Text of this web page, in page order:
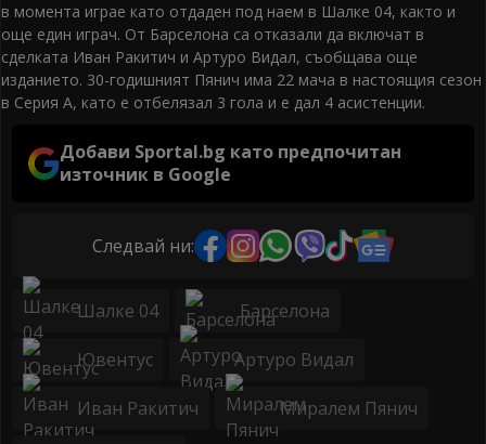
в момента играе като отдаден под наем в Шалке 04, както и
още един играч. От Барселона са отказали да включат в
сделката Иван Ракитич и Артуро Видал, съобщава още
изданието. 30-годишният Пянич има 22 мача в настоящия сезон
в Серия А, като е отбелязал 3 гола и е дал 4 асистенции.
Добави Sportal.bg като предпочитан
източник в Google
Следвай ни:
Шалке 04 Барселона
Ювентус Артуро Видал
Иван Ракитич Миралем Пянич